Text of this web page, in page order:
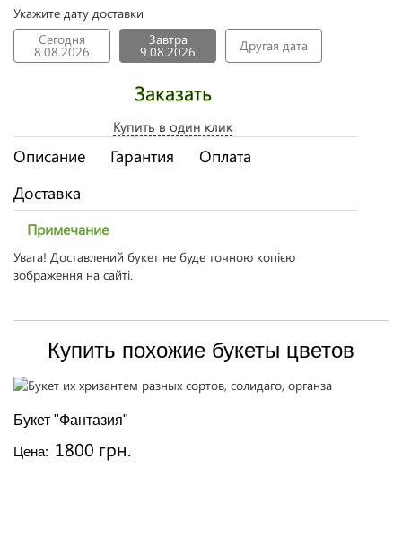
Укажите дату доставки
Сегодня
8.08.2026
Завтра
9.08.2026 Другая дата
Заказать
Купить в один клик
Описание Гарантия
Оплата
Доставка
Примечание
Увага! Доставлений букет не буде точною копією
зображення на сайті.
Купить похожие букеты цветов
Букет "Фантазия"
Цена: 1800 грн.